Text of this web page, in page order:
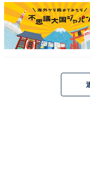
やるべき仕事を可視化して
たとえば、日本サッ